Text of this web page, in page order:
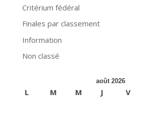
Critérium fédéral
Finales par classement
Information
Non classé
août 2026
L M M J V